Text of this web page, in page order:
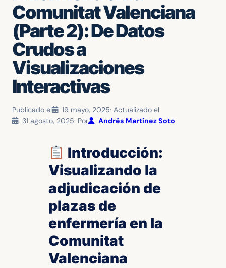
Comunitat Valenciana
(Parte 2): De Datos
Crudos a
Visualizaciones
Interactivas
Publicado el 19 mayo, 2025· Actualizado el
31 agosto, 2025· Por Andrés Martínez Soto
Introducción:
Visualizando la
adjudicación de
plazas de
enfermería en la
Comunitat
Valenciana